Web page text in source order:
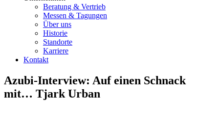
Beratung & Vertrieb
Messen & Tagungen
Über uns
Historie
Standorte
Karriere
Kontakt
Azubi-Interview: Auf einen Schnack
mit… Tjark Urban